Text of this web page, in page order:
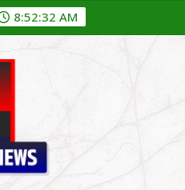
8:52:33 AM